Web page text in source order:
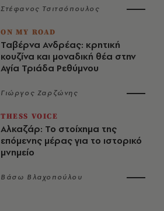
Στέφανος Τσιτσόπουλος
ON MY ROAD
Ταβέρνα Ανδρέας: κρητική
κουζίνα και μοναδική θέα στην
Αγία Τριάδα Ρεθύμνου
Γιώργος Ζαρζώνης
THESS VOICE
Αλκαζάρ: Το στοίχημα της
επόμενης μέρας για το ιστορικό
μνημείο
Βάσω Βλαχοπούλου